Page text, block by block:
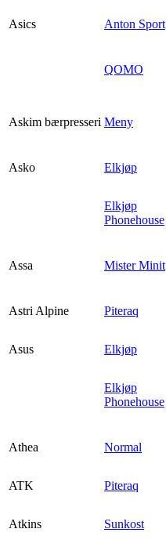
Asics Anton Sport
QOMO
Askim bærpresseri Meny
Asko
Elkjøp
Elkjøp
Phonehouse
Assa Mister Minit
Astri Alpine Piteraq
Asus
Elkjøp
Elkjøp
Phonehouse
Athea Normal
ATK
Piteraq
Atkins Sunkost